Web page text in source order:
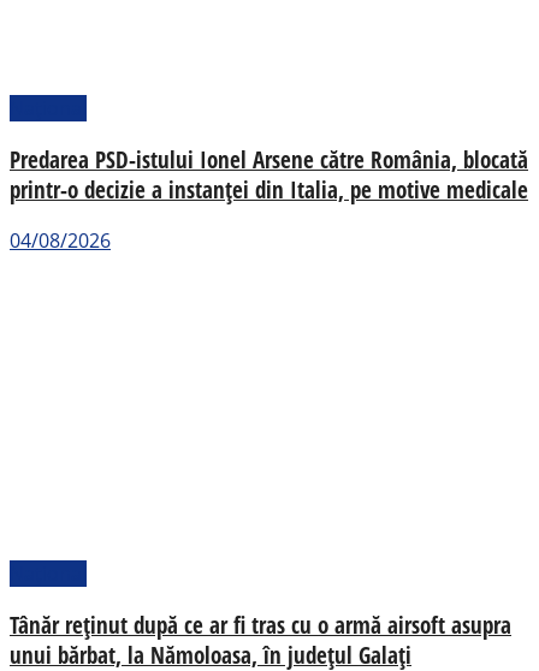
Predarea PSD-istului Ionel Arsene către România, blocată
printr-o decizie a instanței din Italia, pe motive medicale
04/08/2026
Tânăr reținut după ce ar fi tras cu o armă airsoft asupra
unui bărbat, la Nămoloasa, în județul Galați